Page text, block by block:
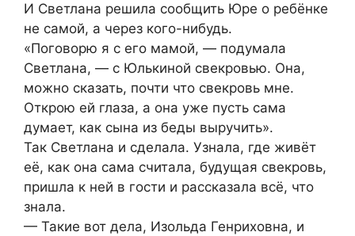
И Светлана решила сообщить Юре о ребёнке
не самой, а через кого-нибудь.
«Поговорю я с его мамой, — подумала
Светлана, — с Юлькиной свекровью. Она,
можно сказать, почти что свекровь мне.
Открою ей глаза, а она уже пусть сама
думает, как сына из беды выручить».
Так Светлана и сделала. Узнала, где живёт
её, как она сама считала, будущая свекровь,
пришла к ней в гости и рассказала всё, что
знала.
— Такие вот дела, Изольда Генриховна, и